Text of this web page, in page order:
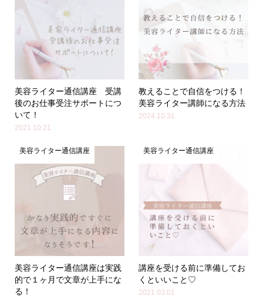
美容ライター通信講座 受講
後のお仕事受注サポートにつ
いて！
2021.10.21
教えることで自信をつける！
美容ライター講師になる方法
2024.10.31
美容ライター通信講座
美容ライター通信講座は実践
的で１ヶ月で文章が上手にな
る！
美容ライター通信講座
講座を受ける前に準備してお
くといいこと♡
2021.03.01